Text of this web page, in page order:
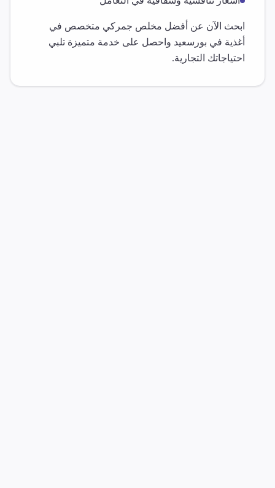
ابحث الآن عن أفضل مخلص جمركي متخصص في
أغذية في بورسعيد واحصل على خدمة متميزة تلبي
احتياجاتك التجارية.